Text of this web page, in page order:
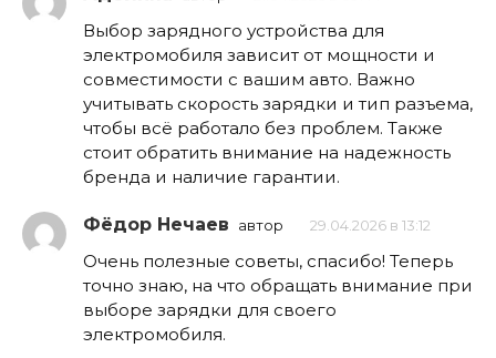
Выбор зарядного устройства для
электромобиля зависит от мощности и
совместимости с вашим авто. Важно
учитывать скорость зарядки и тип разъема,
чтобы всё работало без проблем. Также
стоит обратить внимание на надежность
бренда и наличие гарантии.
Фёдор Нечаев автор 29.04.2026 в 13:12
Очень полезные советы, спасибо! Теперь
точно знаю, на что обращать внимание при
выборе зарядки для своего
электромобиля.